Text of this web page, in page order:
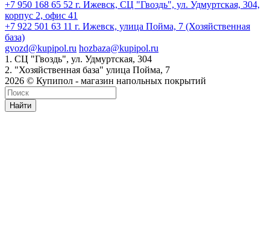
+7 950 168 65 52 г. Ижевск, СЦ "Гвоздь", ул. Удмуртская, 304,
корпус 2, офис 41
+7 922 501 63 11 г. Ижевск, улица Пойма, 7 (Хозяйственная
база)
gvozd@kupipol.ru hozbaza@kupipol.ru
1. СЦ "Гвоздь", ул. Удмуртская, 304
2. "Хозяйственная база" улица Пойма, 7
2026 © Купипол - магазин напольных покрытий
Найти